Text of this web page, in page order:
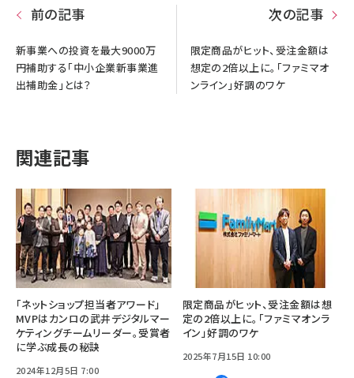
前の記事
新事業への投資を最大9000万
円補助する「中小企業新事業進
出補助金」とは？
次の記事
限定商品がヒット、受注金額は
想定の2倍以上に。「ファミマオ
ンライン」好調のワケ
関連記事
「ネットショップ担当者アワード」
MVPはカンロの武井デジタルマー
ケティングチームリーダー。受賞者
に学ぶ成長の秘訣
2024年12月5日 7:00
限定商品がヒット、受注金額は想
定の2倍以上に。「ファミマオンラ
イン」好調のワケ
2025年7月15日 10:00